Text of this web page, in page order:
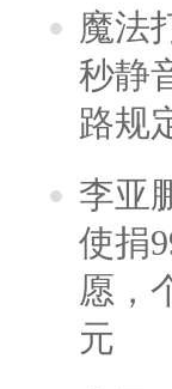
魔法
秒静
路规
李亚
使捐
愿，
元